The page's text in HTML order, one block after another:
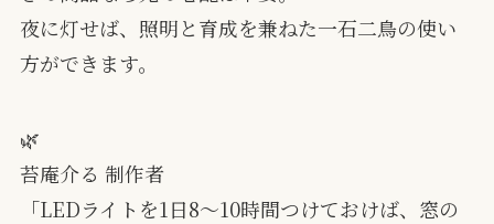
夜に灯せば、照明と育成を兼ねた一石二鳥の使い
方ができます。
🌿
苔庵介る 制作者
「LEDライトを1日8〜10時間つけておけば、窓の